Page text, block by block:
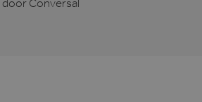
door Conversal